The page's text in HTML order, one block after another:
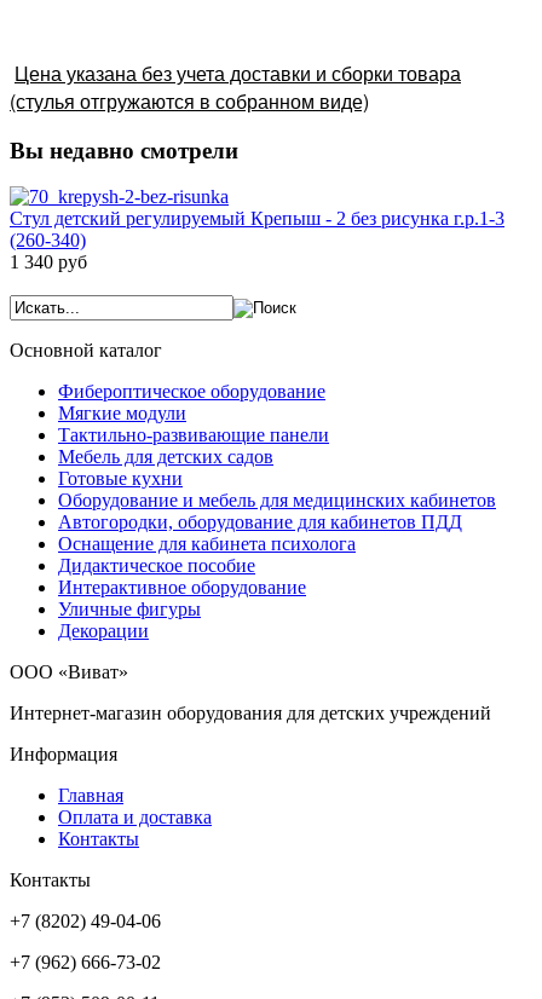
Цена указана без учета доставки и сборки товара
(стулья отгружаются в собранном виде)
Вы недавно смотрели
Стул детский регулируемый Крепыш - 2 без рисунка г.р.1-3
(260-340)
1 340 руб
Основной каталог
Фибероптическое оборудование
Мягкие модули
Тактильно-развивающие панели
Мебель для детских садов
Готовые кухни
Оборудование и мебель для медицинских кабинетов
Автогородки, оборудование для кабинетов ПДД
Оснащение для кабинета психолога
Дидактическое пособие
Интерактивное оборудование
Уличные фигуры
Декорации
ООО «Виват»
Интернет-магазин оборудования для детских учреждений
Информация
Главная
Оплата и доставка
Контакты
Контакты
+7 (8202) 49-04-06
+7 (962) 666-73-02